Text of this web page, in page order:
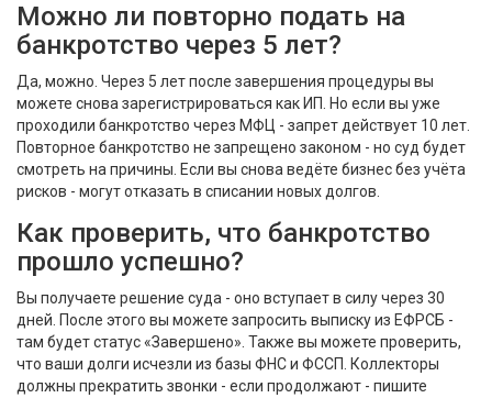
Можно ли повторно подать на
банкротство через 5 лет?
Да, можно. Через 5 лет после завершения процедуры вы
можете снова зарегистрироваться как ИП. Но если вы уже
проходили банкротство через МФЦ - запрет действует 10 лет.
Повторное банкротство не запрещено законом - но суд будет
смотреть на причины. Если вы снова ведёте бизнес без учёта
рисков - могут отказать в списании новых долгов.
Как проверить, что банкротство
прошло успешно?
Вы получаете решение суда - оно вступает в силу через 30
дней. После этого вы можете запросить выписку из ЕФРСБ -
там будет статус «Завершено». Также вы можете проверить,
что ваши долги исчезли из базы ФНС и ФССП. Коллекторы
должны прекратить звонки - если продолжают - пишите